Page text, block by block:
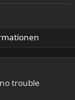
trouble